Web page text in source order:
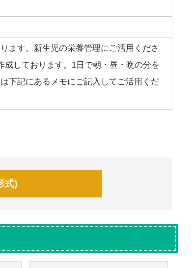
ます。新生児の栄養管理にご活用くださ
成しております。1日で朝・昼・晩の分を
下記にあるメモにご記入してご活用くだ
式)